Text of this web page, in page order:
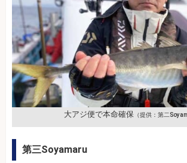
大アジ便で本命確保 （提供：第二
第三Soyamaru